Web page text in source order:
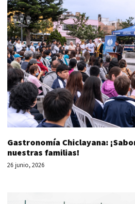
Gastronomía Chiclayana:
nuestras familias!
26 junio, 2026